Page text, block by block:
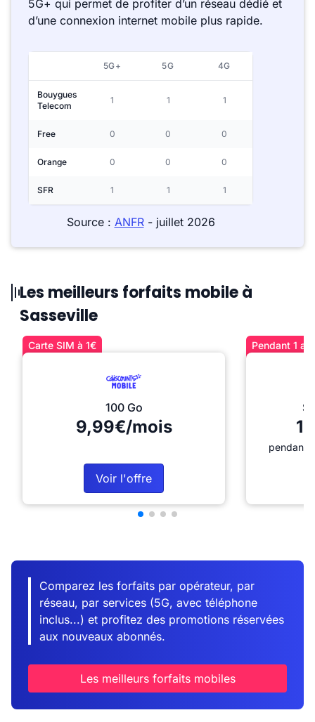
5G+ qui permet de profiter d’un réseau dédié et
d’une connexion internet mobile plus rapide.
5G+ 5G 4G
Bouygues
Telecom
1 1 1
Free 0 0 0
Orange 0 0 0
SFR 1 1 1
Source : ANFR- juillet 2026
Les meilleurs forfaits mobile à
Sasseville
Carte SIM à 1€
100 Go
9,99€/mois
Voir l'offre
Pendant 1
pendant
Comparez les forfaits par opérateur, par
réseau, par services (5G, avec téléphone
inclus...) et profitez des promotions réservées
aux nouveaux abonnés.
Les meilleurs forfaits mobiles